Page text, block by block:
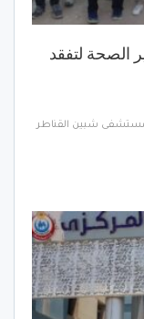
الصحة لتفقد
مستشفى شبين القناطر